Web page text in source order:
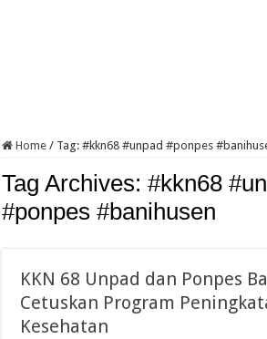
Home / Tag:#kkn68 #unpad #ponpes
Tag Archives:#kkn68
#ponpes #banihusen
KKN 68 Unpad dan Ponpes
Cetuskan Program
Kesehatan